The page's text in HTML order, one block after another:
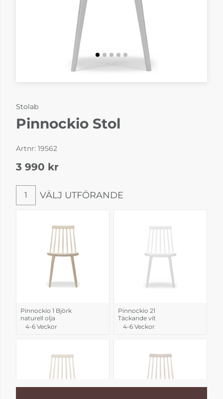
Stolab
Pinnockio Stol
Artnr: 19562
3 990 kr
Välj utförande
1 VÄLJ UTFÖRANDE
Pinnockio 1 Björk
naturell olja
4-6 Veckor
Pinnockio 21
Täckande vit
4-6 Veckor